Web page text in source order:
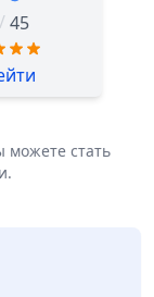
/ 45
можете стать